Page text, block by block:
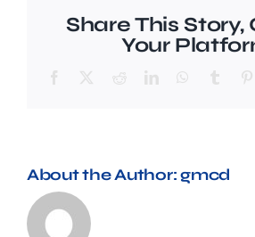
Share This Story,
Your
Facebook RedditLinkedInWhatsApp
About the Author:gmcd